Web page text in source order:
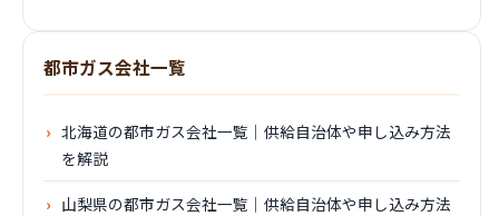
都市ガス会社一覧
北海道の都市ガス会社一覧｜供給自治体や申し込み方法
を解説
山梨県の都市ガス会社一覧｜供給自治体や申し込み方法